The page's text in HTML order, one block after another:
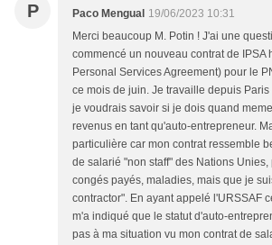
P Paco Mengual 19/06/2023 10:31
Merci beaucoup M. Potin ! J'ai une
commencé un nouveau contrat de IPSA
Personal Services Agreement) pour le
ce mois de juin. Je travaille depuis
je voudrais savoir si je dois quand
revenus en tant qu'auto-entrepreneur.
particulière car mon contrat ressemble
de salarié "non staff" des Nations
congés payés, maladies, mais que je
contractor". En ayant appelé l'URSSAF
m'a indiqué que le statut d'auto-
pas à ma situation vu mon contrat de